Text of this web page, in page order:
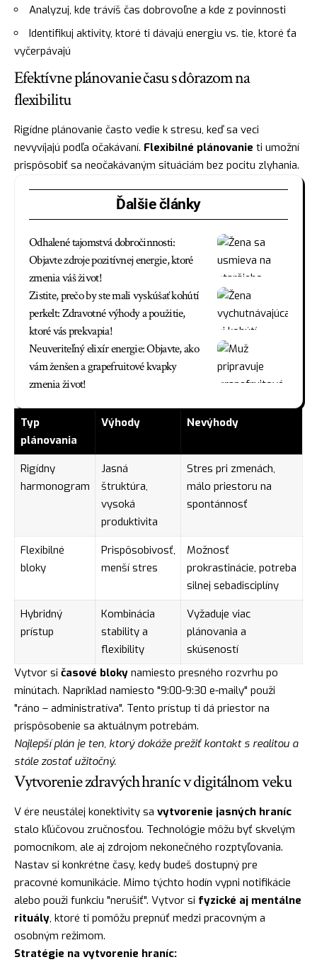
Analyzuj, kde trávíš čas dobrovoľne a kde z povinnosti
Identifikuj aktivity, ktoré ti dávajú energiu vs. tie, ktoré ťa
vyčerpávajú
Efektívne plánovanie času s dôrazom na
flexibilitu
Rigídne plánovanie často vedie k stresu, keď sa veci
nevyvíjajú podľa očakávaní. Flexibilné plánovanie ti umožní
prispôsobiť sa neočakávaným situáciám bez pocitu zlyhania.
Ďalšie články
Odhalené tajomstvá dobročinnosti:
Objavte zdroje pozitívnej energie, ktoré
zmenia váš život!
Zistite, prečo by ste mali vyskúšať kohútí
perkelt: Zdravotné výhody a použitie,
ktoré vás prekvapia!
Neuveriteľný elixír energie: Objavte, ako
vám ženšen a grapefruitové kvapky
zmenia život!
Typ
plánovania
Výhody Nevýhody
Rigídny
harmonogram
Jasná
štruktúra,
vysoká
produktivita
Stres pri zmenách,
málo priestoru na
spontánnosť
Flexibilné
bloky
Prispôsobivosť,
menší stres
Možnosť
prokrastinácie, potreba
silnej sebadisciplíny
Hybridný
prístup
Kombinácia
stability a
flexibility
Vyžaduje viac
plánovania a
skúseností
Vytvor si časové bloky namiesto presného rozvrhu po
minútach. Napríklad namiesto "9:00-9:30 e-maily" použi
"ráno – administratíva". Tento prístup ti dá priestor na
prispôsobenie sa aktuálnym potrebám.
Najlepší plán je ten, ktorý dokáže prežiť kontakt s realitou a
stále zostať užitočný.
Vytvorenie zdravých hraníc v digitálnom veku
V ére neustálej konektivity sa vytvorenie jasných hraníc
stalo kľúčovou zručnosťou. Technológie môžu byť skvelým
pomocníkom, ale aj zdrojom nekonečného rozptyľovania.
Nastav si konkrétne časy, kedy budeš dostupný pre
pracovné komunikácie. Mimo týchto hodín vypni notifikácie
alebo použi funkciu "nerušiť". Vytvor si fyzické aj mentálne
rituály, ktoré ti pomôžu prepnúť medzi pracovným a
osobným režimom.
Stratégie na vytvorenie hraníc: